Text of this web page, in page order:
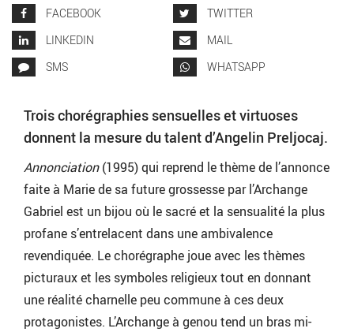
FACEBOOK
TWITTER
LINKEDIN
MAIL
SMS
WHATSAPP
Trois chorégraphies sensuelles et virtuoses
donnent la mesure du talent d’Angelin Preljocaj.
Annonciation(1995) qui reprend le thème de l’annonce
faite à Marie de sa future grossesse par l’Archange
Gabriel est un bijou où le sacré et la sensualité la plus
profane s’entrelacent dans une ambivalence
revendiquée. Le chorégraphe joue avec les thèmes
picturaux et les symboles religieux tout en donnant
une réalité charnelle peu commune à ces deux
protagonistes. L’Archange à genou tend un bras mi-